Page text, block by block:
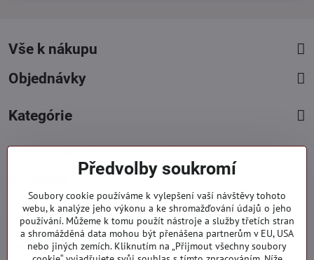
Vše k nákupu
Objednávky
Kategórie
+421 919 060 751
Pondělí - Pátek : 09:00 - 15:00 hod.
info​@everlady​.eu
Non stop ( 24/7 )
Předvolby soukromí
Soubory cookie používáme k vylepšení vaší návštěvy tohoto
webu, k analýze jeho výkonu a ke shromažďování údajů o jeho
používání. Můžeme k tomu použít nástroje a služby třetích stran
a shromážděná data mohou být přenášena partnerům v EU, USA
nebo jiných zemích. Kliknutím na „Přijmout všechny soubory